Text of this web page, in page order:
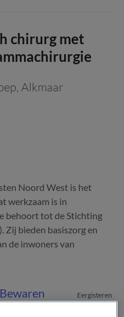
chirurg met
, Alkmaar
Noord West is het
werkzaam is in
behoort tot de Stichting
Zij bieden basiszorg en
de inwoners van
Bewaren Eergisteren